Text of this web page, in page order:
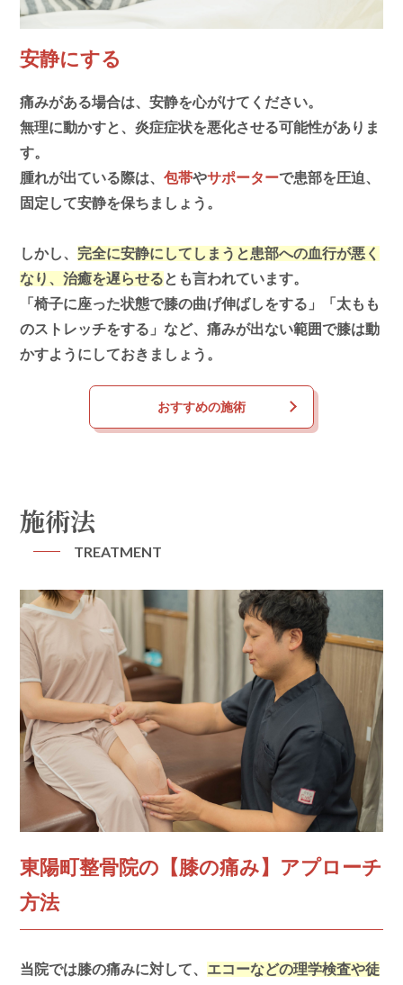
安静にする
痛みがある場合は、安静を心がけてください。
無理に動かすと、炎症症状を悪化させる可能性がありま
す。
腫れが出ている際は、包帯やサポーターで患部を圧迫、
固定して安静を保ちましょう。
しかし、 完全に安静にしてしまうと患部への血行が悪く
なり、治癒を遅らせるとも言われています。
「椅子に座った状態で膝の曲げ伸ばしをする」「太もも
のストレッチをする」など、痛みが出ない範囲で膝は動
かすようにしておきましょう。
おすすめの施術
施術法
TREATMENT
東陽町整骨院の【膝の痛み】アプローチ
方法
当院では膝の痛みに対して、 エコーなどの理学検査や徒